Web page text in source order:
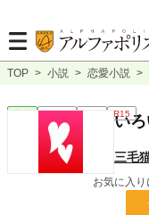
TOP > 小説 > 恋愛小説 >
連載中 R15
い
三毛
お気に入